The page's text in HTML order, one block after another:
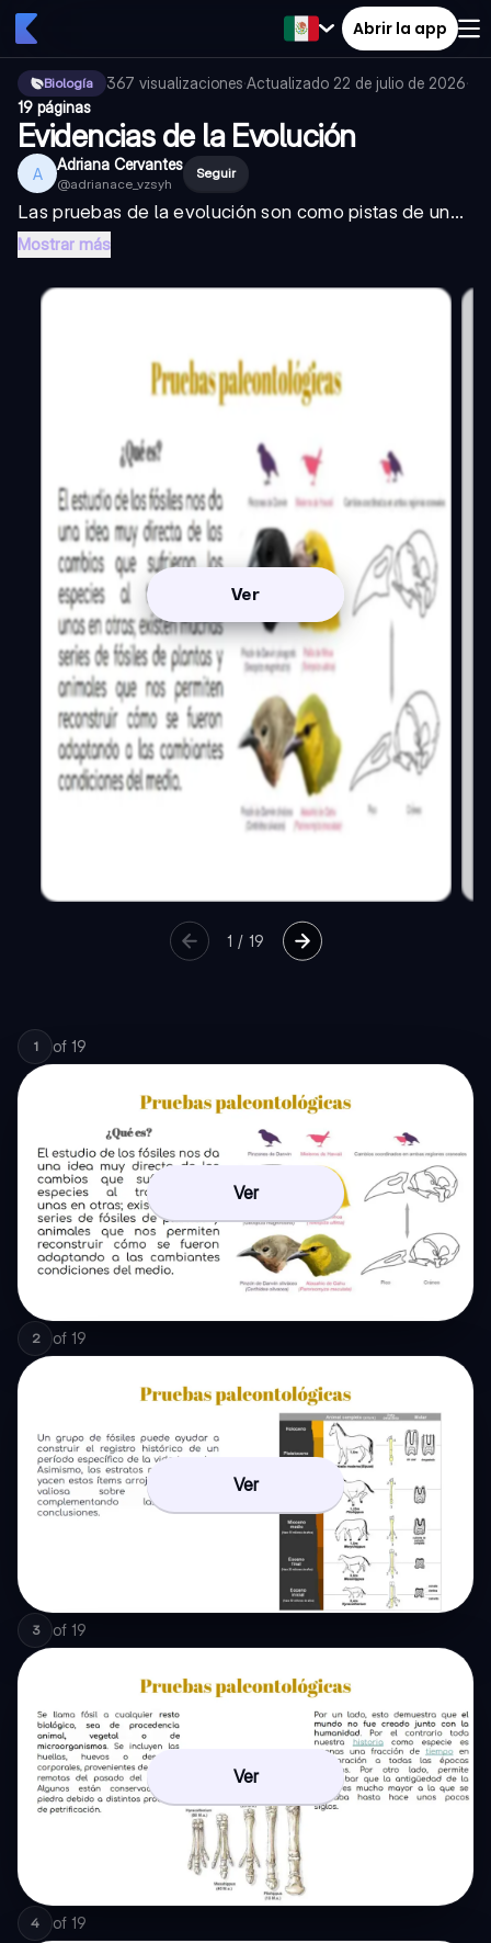
Abrir la app
Biología 367 visualizaciones·Actualizado 22 de julio de 2026·
19 páginas
Evidencias de la Evolución
A Adriana Cervantes
@adrianace_vzsyh
Seguir
Las pruebas de la evolución son como pistas de un...
Mostrar más
Ver
1 / 19
1 of 19
Ver
2 of 19
Ver
3 of 19
Ver
4 of 19